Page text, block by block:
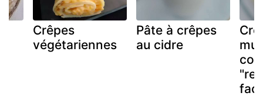
Crêpes
végétariennes
Pâte à crêpes
au cidre